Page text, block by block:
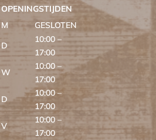
OPENINGSTIJDEN
M
GESLOTEN
D
10:00 –
17:00
W
10:00 –
17:00
D
10:00 –
17:00
V
10:00 –
17:00